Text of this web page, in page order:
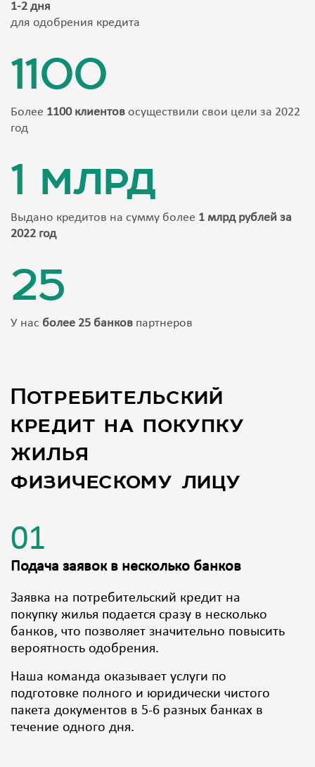
1-2 дня
для одобрения кредита
1100
Более 1100 клиентов осуществили свои цели за 2022
год
1 млрд
Выдано кредитов на сумму более 1 млрд рублей за
2022 год
25
У нас более 25 банков партнеров
Потребительский
кредит на покупку
жилья
физическому лицу
01
Подача заявок в несколько банков
Заявка на потребительский кредит на
покупку жилья подается сразу в несколько
банков, что позволяет значительно повысить
вероятность одобрения.
Наша команда оказывает услуги по
подготовке полного и юридически чистого
пакета документов в 5-6 разных банках в
течение одного дня.